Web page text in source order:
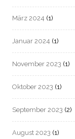
März 2024 (1)
Januar 2024 (1)
November 2023 (1)
Oktober 2023 (1)
September 2023 (2)
August 2023 (1)